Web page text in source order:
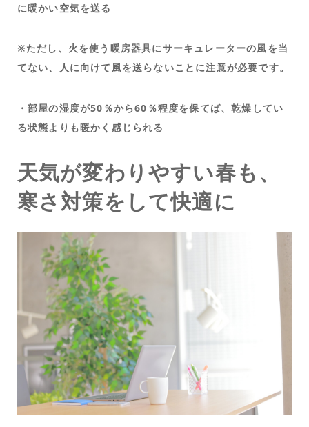
に暖かい空気を送る
※ただし、火を使う暖房器具にサーキュレーターの風を当
てない、人に向けて風を送らないことに注意が必要です。
・部屋の湿度が50％から60％程度を保てば、乾燥してい
る状態よりも暖かく感じられる
天気が変わりやすい春も、
寒さ対策をして快適に